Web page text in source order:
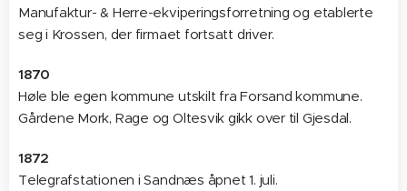
Manufaktur- & Herre-ekviperingsforretning og etablerte
seg i Krossen, der firmaet fortsatt driver.
1870
Høle ble egen kommune utskilt fra Forsand kommune.
Gårdene Mork, Rage og Oltesvik gikk over til Gjesdal.
1872
Telegrafstationen i Sandnæs åpnet 1. juli.